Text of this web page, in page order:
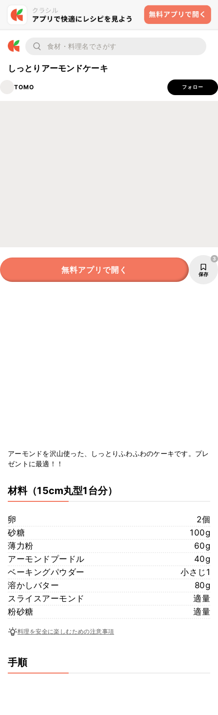
しっとりアーモンドケーキ
TOMO フォロー
無料アプリで開く 保存
3
アーモンドを沢山使った、しっとりふわふわのケーキです。プレ
ゼントに最適！！
材料（15cm丸型1台分）
卵
2個
砂糖
100g
薄力粉
60g
アーモンドプードル
40g
ベーキングパウダー
小さじ1
溶かしバター
80g
スライスアーモンド
適量
粉砂糖
適量
料理を安全に楽しむための注意事項
手順